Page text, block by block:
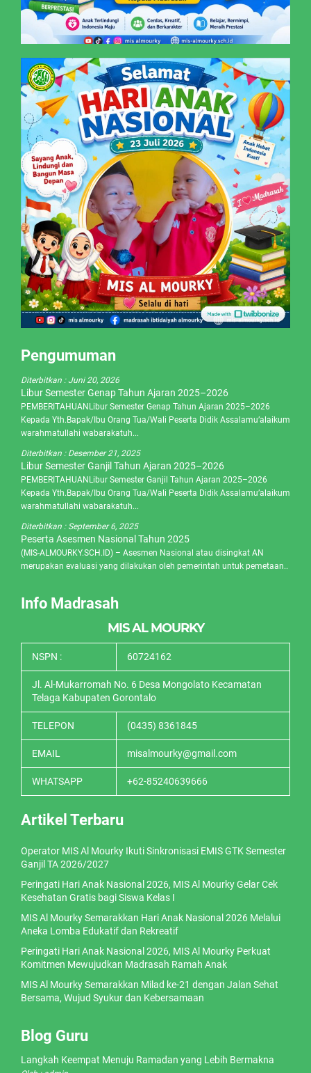
Pengumuman
Diterbitkan :Juni 20, 2026
Libur Semester Genap Tahun Ajaran 2025–2026
PEMBERITAHUANLibur Semester Genap Tahun Ajaran 2025–2026
Kepada Yth.Bapak/Ibu Orang Tua/Wali Peserta Didik Assalamu’alaikum
warahmatullahi wabarakatuh...
Diterbitkan : Desember 21, 2025
Libur Semester Ganjil Tahun Ajaran 2025–2026
PEMBERITAHUANLibur Semester Ganjil Tahun Ajaran 2025–2026
Kepada Yth.Bapak/Ibu Orang Tua/Wali Peserta Didik Assalamu’alaikum
warahmatullahi wabarakatuh...
Diterbitkan : September 6, 2025
Peserta Asesmen Nasional Tahun 2025
(MIS-ALMOURKY.SCH.ID) – Asesmen Nasional atau disingkat AN
merupakan evaluasi yang dilakukan oleh pemerintah untuk pemetaan..
Info Madrasah
MIS AL MOURKY
NSPN : 60724162
Jl. Al-Mukarromah No. 6 Desa Mongolato Kecamatan
Telaga Kabupaten Gorontalo
TELEPON (0435) 8361845
EMAIL misalmourky@gmail.com
WHATSAPP +62-85240639666
Artikel Terbaru
Operator MIS Al Mourky Ikuti Sinkronisasi EMIS GTK Semester
Ganjil TA 2026/2027
Peringati Hari Anak Nasional 2026, MIS Al Mourky Gelar Cek
Kesehatan Gratis bagi Siswa Kelas I
MIS Al Mourky Semarakkan Hari Anak Nasional 2026 Melalui
Aneka Lomba Edukatif dan Rekreatif
Peringati Hari Anak Nasional 2026, MIS Al Mourky Perkuat
Komitmen Mewujudkan Madrasah Ramah Anak
MIS Al Mourky Semarakkan Milad ke-21 dengan Jalan Sehat
Bersama, Wujud Syukur dan Kebersamaan
Blog Guru
Langkah Keempat Menuju Ramadan yang Lebih Bermakna